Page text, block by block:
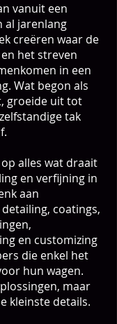
vanuit een
al jarenlang
creëren waar de
het streven
in een
Wat begon als
groeide uit tot
tak
alles wat draait
en verfijning in
aan
coatings,
en customizing
die enkel het
hun wagen.
maar
kleinste details.